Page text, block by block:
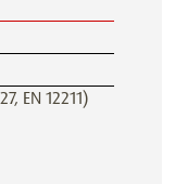
EN 12211)